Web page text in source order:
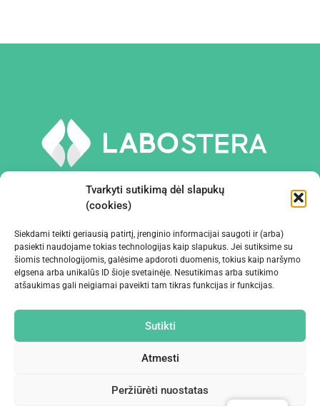
Tvarkyti sutikimą dėl slapukų
(cookies)
Siekdami teikti geriausią patirtį, įrenginio informacijai saugoti ir (arba)
pasiekti naudojame tokias technologijas kaip slapukus. Jei sutiksime su
šiomis technologijomis, galėsime apdoroti duomenis, tokius kaip naršymo
elgsena arba unikalūs ID šioje svetainėje. Nesutikimas arba sutikimo
atšaukimas gali neigiamai paveikti tam tikras funkcijas ir funkcijas.
Sutikti
Atmesti
Peržiūrėti nuostatas
PRIEMONĖS IR ĮRANGA
ĮMONĖ